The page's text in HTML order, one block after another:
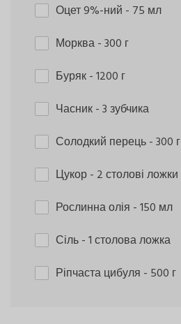
Оцет 9%-ний - 75 мл
Морква- 300 г
Буряк- 1200 г
Часник- 3 зубчика
Солодкий перець- 300 г
Цукор- 2 столові ложки
Рослинна олія - 150 мл
Сіль- 1 столова ложка
Ріпчаста цибуля - 500 г